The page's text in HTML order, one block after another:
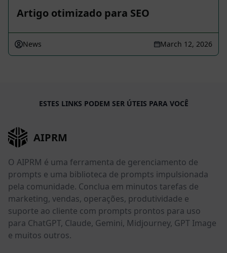
Artigo otimizado para SEO
News March 12, 2026
ESTES LINKS PODEM SER ÚTEIS PARA VOCÊ
AIPRM
O AIPRM é uma ferramenta de gerenciamento de
prompts e uma biblioteca de prompts impulsionada
pela comunidade. Conclua em minutos tarefas de
marketing, vendas, operações, produtividade e
suporte ao cliente com prompts prontos para uso
para ChatGPT, Claude, Gemini, Midjourney, GPT Image
e muitos outros.